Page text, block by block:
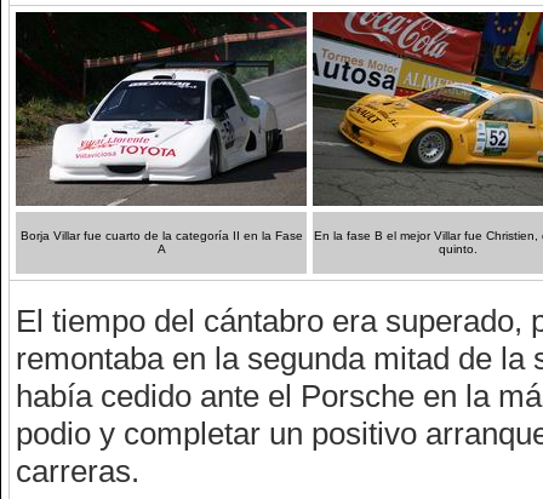
Borja Villar fue cuarto de la categoría II en la Fase
A
En la fase B el mejor Villar fue Christien,
quinto.
El tiempo del cántabro era superado,
remontaba en la segunda mitad de
había cedido ante el Porsche en la
podio y completar un positivo
carreras.